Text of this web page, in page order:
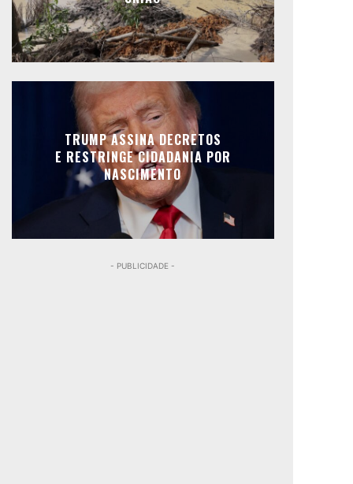
TRUMP ASSINA DECRETOS
E RESTRINGE CIDADANIA POR
NASCIMENTO
- PUBLICIDADE -